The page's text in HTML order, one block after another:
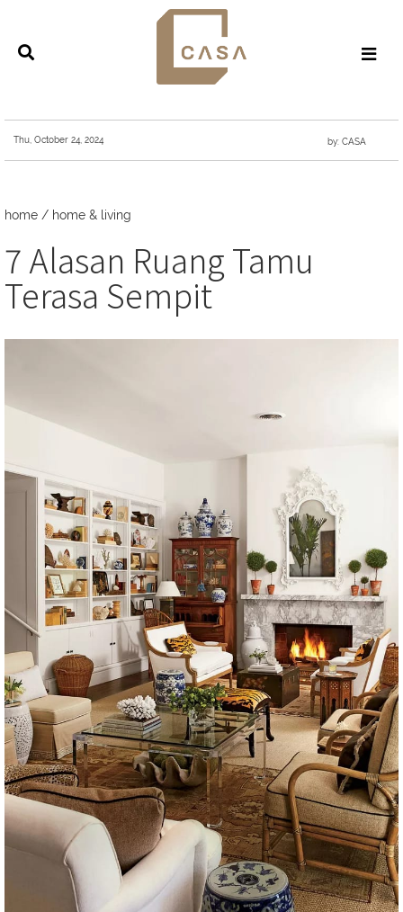
Thu, October 24, 2024 by: CASA
home / home & living
7 Alasan Ruang Tamu
Terasa Sempit